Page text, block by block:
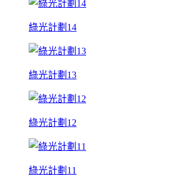
綠光計劃14
綠光計劃13
綠光計劃12
綠光計劃11